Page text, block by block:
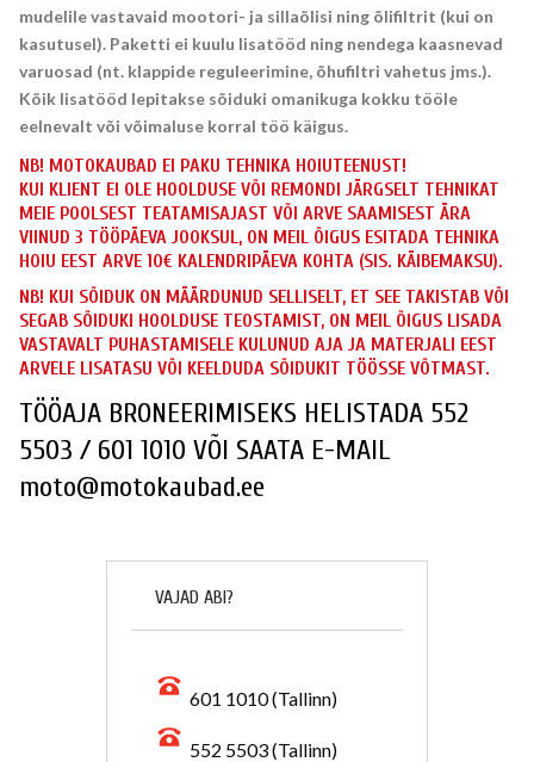
mudelile vastavaid mootori- ja sillaõlisi ning õlifiltrit (kui on
kasutusel). Paketti ei kuulu lisatööd ning nendega kaasnevad
varuosad (nt. klappide reguleerimine, õhufiltri vahetus jms.).
Kõik lisatööd lepitakse sõiduki omanikuga kokku tööle
eelnevalt või võimaluse korral töö käigus.
NB! MOTOKAUBAD EI PAKU TEHNIKA HOIUTEENUST!
KUI KLIENT EI OLE HOOLDUSE VÕI REMONDI JÄRGSELT TEHNIKAT
MEIE POOLSEST TEATAMISAJAST VÕI ARVE SAAMISEST ÄRA
VIINUD 3 TÖÖPÄEVA JOOKSUL, ON MEIL ÕIGUS ESITADA TEHNIKA
HOIU EEST ARVE 10€ KALENDRIPÄEVA KOHTA (SIS. KÄIBEMAKSU).
NB! KUI SÕIDUK ON MÄÄRDUNUD SELLISELT, ET SEE TAKISTAB VÕI
SEGAB SÕIDUKI HOOLDUSE TEOSTAMIST, ON MEIL ÕIGUS LISADA
VASTAVALT PUHASTAMISELE KULUNUD AJA JA MATERJALI EEST
ARVELE LISATASU VÕI KEELDUDA SÕIDUKIT TÖÖSSE VÕTMAST.
TÖÖAJA BRONEERIMISEKS HELISTADA 552
5503 / 601 1010 VÕI SAATA E-MAIL
moto@motokaubad.ee
VAJAD ABI?
601 1010 (Tallinn)
552 5503 (Tallinn)